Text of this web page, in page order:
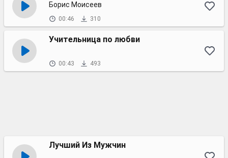
Борис Моисеев
00:46 310
Учительница по любви
00:43 493
Лучший Из Мужчин